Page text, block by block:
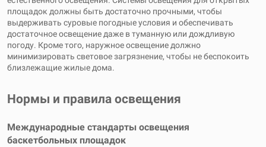
площадок должны быть достаточно прочными, чтобы
выдерживать суровые погодные условия и обеспечивать
достаточное освещение даже в туманную или дождливую
погоду. Кроме того, наружное освещение должно
минимизировать световое загрязнение, чтобы не беспокоить
близлежащие жилые дома.
Нормы и правила освещения
Международные стандарты освещения
баскетбольных площадок